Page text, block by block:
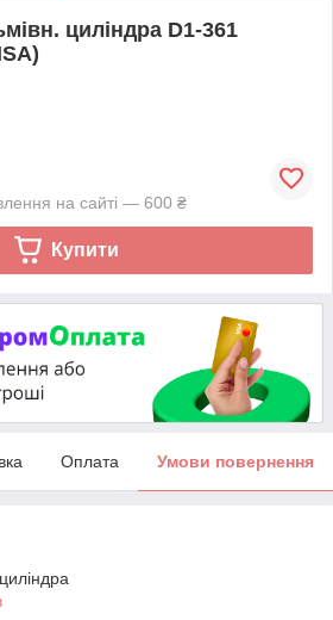
циліндра D1-361
на сайті — 600 ₴
Купити
Оплата Умови повернення